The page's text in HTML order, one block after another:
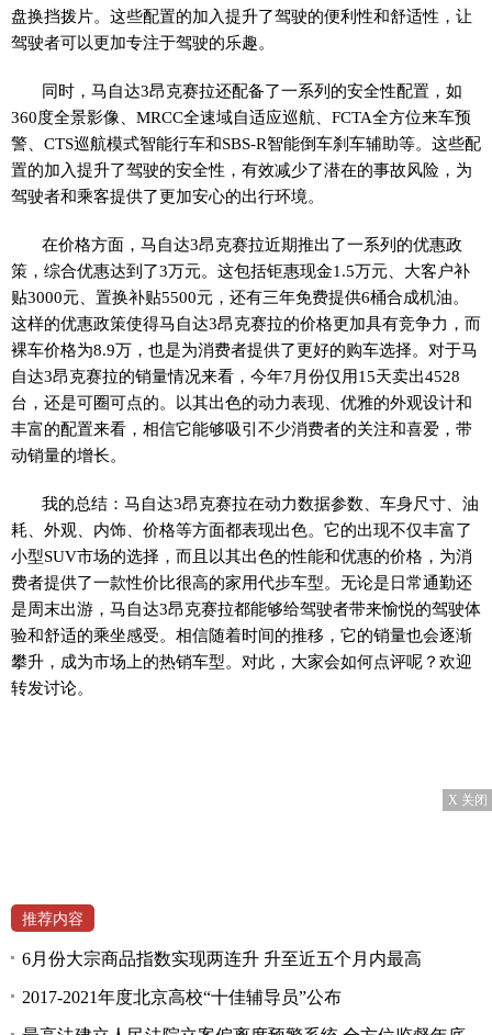
盘换挡拨片。这些配置的加入提升了驾驶的便利性和舒适性，让
驾驶者可以更加专注于驾驶的乐趣。
同时，马自达3昂克赛拉还配备了一系列的安全性配置，如
360度全景影像、MRCC全速域自适应巡航、FCTA全方位来车预
警、CTS巡航模式智能行车和SBS-R智能倒车刹车辅助等。这些配
置的加入提升了驾驶的安全性，有效减少了潜在的事故风险，为
驾驶者和乘客提供了更加安心的出行环境。
在价格方面，马自达3昂克赛拉近期推出了一系列的优惠政
策，综合优惠达到了3万元。这包括钜惠现金1.5万元、大客户补
贴3000元、置换补贴5500元，还有三年免费提供6桶合成机油。
这样的优惠政策使得马自达3昂克赛拉的价格更加具有竞争力，而
裸车价格为8.9万，也是为消费者提供了更好的购车选择。对于马
自达3昂克赛拉的销量情况来看，今年7月份仅用15天卖出4528
台，还是可圈可点的。以其出色的动力表现、优雅的外观设计和
丰富的配置来看，相信它能够吸引不少消费者的关注和喜爱，带
动销量的增长。
我的总结：马自达3昂克赛拉在动力数据参数、车身尺寸、油
耗、外观、内饰、价格等方面都表现出色。它的出现不仅丰富了
小型SUV市场的选择，而且以其出色的性能和优惠的价格，为消
费者提供了一款性价比很高的家用代步车型。无论是日常通勤还
是周末出游，马自达3昂克赛拉都能够给驾驶者带来愉悦的驾驶体
验和舒适的乘坐感受。相信随着时间的推移，它的销量也会逐渐
攀升，成为市场上的热销车型。对此，大家会如何点评呢？欢迎
转发讨论。
X 关闭
推荐内容
6月份大宗商品指数实现两连升 升至近五个月内最高
2017-2021年度北京高校“十佳辅导员”公布